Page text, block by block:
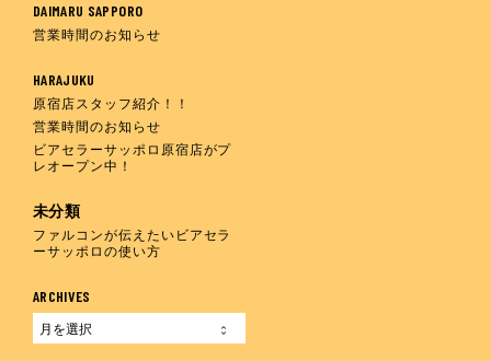
DAIMARU SAPPORO
営業時間のお知らせ
HARAJUKU
原宿店スタッフ紹介！！
営業時間のお知らせ
ビアセラーサッポロ原宿店がプ
レオープン中！
未分類
ファルコンが伝えたいビアセラ
ーサッポロの使い方
ARCHIVES